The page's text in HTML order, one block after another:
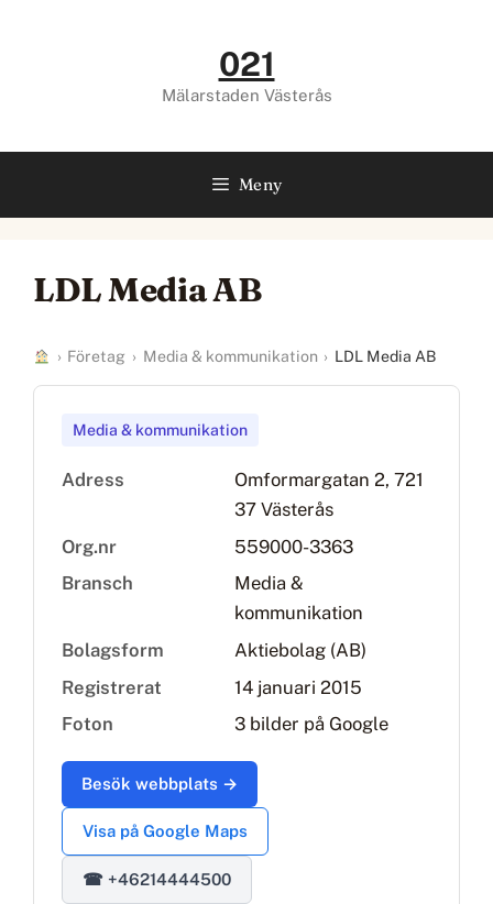
021
Mälarstaden Västerås
Meny
LDL Media AB
› Företag › Media & kommunikation › LDL Media AB
Media & kommunikation
Adress
Omformargatan 2, 721
37 Västerås
Org.nr
559000-3363
Bransch
Media &
kommunikation
Bolagsform
Aktiebolag (AB)
Registrerat
14 januari 2015
Foton
3 bilder på Google
Besök webbplats →
Visa på Google Maps
☎ +46214444500